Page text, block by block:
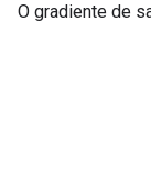
O gradiente de